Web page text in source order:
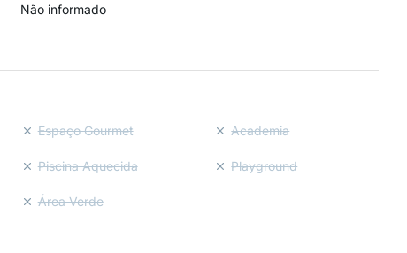
Não informado
Espaço Gourmet Academia
Piscina Aquecida Playground
Área Verde